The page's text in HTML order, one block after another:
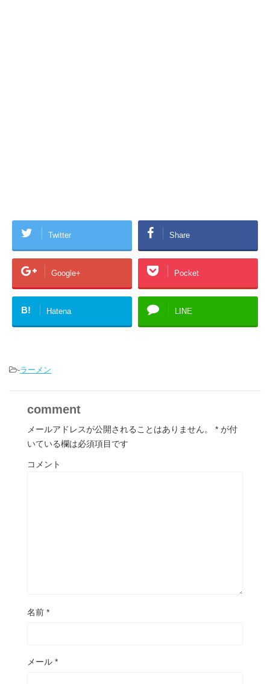
Twitter Share
Google+ Pocket
B! Hatena LINE
-ラーメン
comment
メールアドレスが公開されることはありません。 * が付
いている欄は必須項目です
コメント
名前 *
メール *